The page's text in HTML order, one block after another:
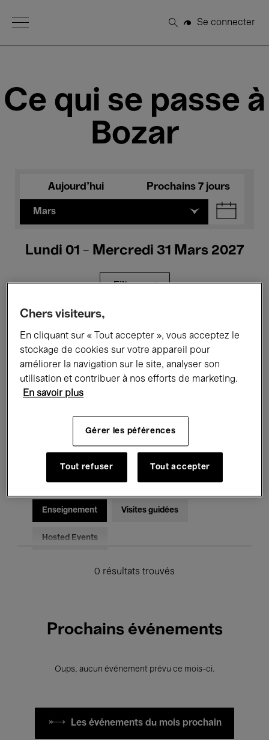
Open Menu
Rechercher
Se connecter
Ce qui se passe à
Bozar
Aujourd'hui Prochains 7 jours
Mars
Lundi 01 - Mercredi 31 Mars 2027
Filtres
Expositions Films Performances
Rencontres & Débats Jazz
Musique électronique
Pour tous Kids’ Palace
Enseignement Visites guidées
Hosted Events
0 résultats trouvés
Prochains événements
Oups, aucun événement prévu ce mois-ci.
Les événements du mois prochain
Chers visiteurs,
En cliquant sur « Tout accepter », vous acceptez le
stockage de cookies sur votre appareil pour
améliorer la navigation sur le site, analyser son
utilisation et contribuer à nos efforts de marketing.
En savoir plus
Gérer les péférences
Tout refuser Tout accepter